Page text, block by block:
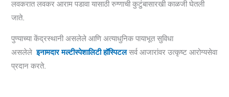
लवकरात लवकर आराम पडावा यासाठी रुग्णाची कुटुंबासारखी काळजी घेतली
जाते.
पुण्याच्या केंद्रस्थानी असलेले आणि अत्याधुनिक पायाभूत सुविधा
असलेलेइनामदार मल्टीस्पेशालिटी हॉस्पिटलसर्व आजारांवर उत्कृष्ट आरोग्यसेवा
प्रदान करते.